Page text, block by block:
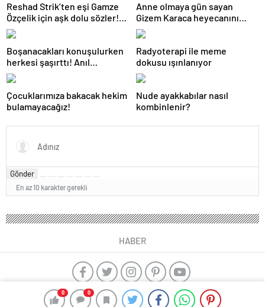
0 0
Reshad Strik’ten eşi Gamze
Özçelik için aşk dolu sözler!
“Benim cennetim…”
Anne olmaya gün sayan
Gizem Karaca heyecanını
paylaştı! “Senelerdir annelik
yapıyorum ama bu sene
farklı…”
Boşanacakları konuşulurken
herkesi şaşırttı! Anıl
Altan’dan Pelin Akil’e
duygusal Anneler Günü
mesajı
Radyoterapi ile meme
dokusu ışınlanıyor
Çocuklarımıza bakacak hekim
bulamayacağız!
Nude ayakkabılar nasıl
kombinlenir?
Gönder
En az 10 karakter gerekli
HABER
yangın algılama sistemleri ajax alarm Kayseri çıkışlı Karadeniz